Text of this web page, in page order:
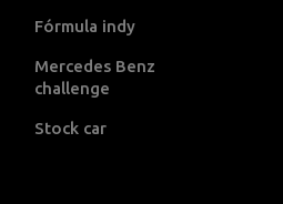
Fórmula indy
Mercedes Benz
challenge
Stock car